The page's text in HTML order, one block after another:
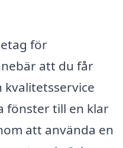
för
att du får
fönster till en klar
att använda en